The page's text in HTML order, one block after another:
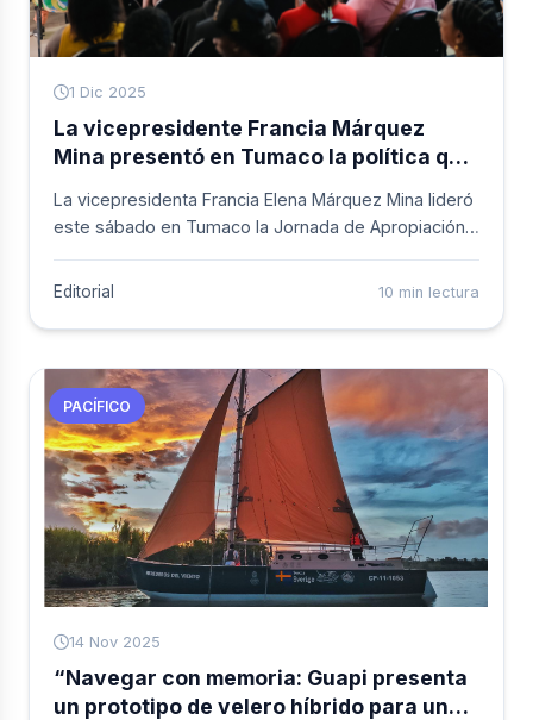
1 Dic 2025
La vicepresidente Francia Márquez
Mina presentó en Tumaco la política que
colombiano
La vicepresidenta Francia Elena Márquez Mina lideró
este sábado en Tumaco la Jornada de Apropiación
Integral del Pacífico, un espacio que reunió a
resguardos indígenas, jóvenes, mujeres, academia
y sectores productivos de la región. Allí se socializó
la estrategia construida con el territorio y para el
territorio, concebida para transformar las
condiciones estructurales que históricamente han
limitado el desarrollo del Pacífico colombiano.
Editorial 10 min lectura
PACÍFICO
14 Nov 2025
“Navegar con memoria: Guapi presenta
un prototipo de velero híbrido para una